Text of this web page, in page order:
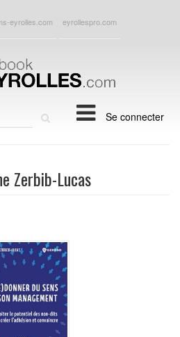
eyrolles.com eyrollespro.com
Se connecter
Zerbib-Lucas